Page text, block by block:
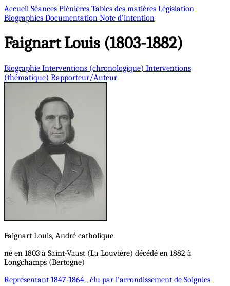
Accueil Séances Plénières Tables des matières Législation
Biographies Documentation Note d’intention
FaignartLouis (1803-1882)
Biographie Interventions (chronologique) Interventions
(thématique) Rapporteur/Auteur
Faignart Louis, André catholique
né en 1803 à Saint-Vaast (La Louvière) décédé en 1882 à
Longchamps (Bertogne)
Représentant 1847-1864 , élu par l'arrondissement de Soignies